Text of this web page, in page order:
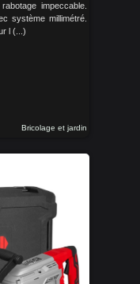
impeccable.
système millimétré.
l (...)
Bricolage et jardin